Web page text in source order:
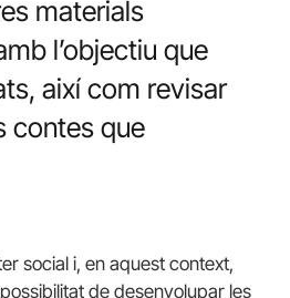
materials
l’objectiu que
així com revisar
contes que
social i, en aquest context,
de desenvolupar les